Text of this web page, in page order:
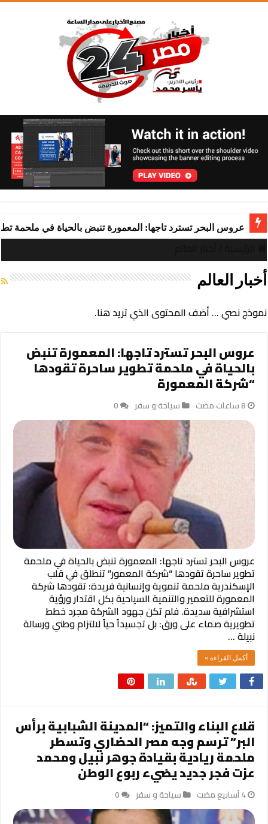
عروس البحر تسترد تاجها: المعمورة تنبض بالحياة في ملحمة
أخبار العالم
نموذج نصي … أضف المحتوى الذي تريد هنا.
عروس البحر تسترد تاجها: المعمورة تنبض
بالحياة في ملحمة تطوير ساحرة تقودها
“شركة المعمورة
سياحة و سفر 0
عروس البحر تسترد تاجها: المعمورة تنبض بالحياة في ملحمة
تطوير ساحرة تقودها “شركة المعمور” ​تنطلق في قلب
الإسكندرية ملحمة تنموية وإنسانية فريدة: تقودها شركة
المعمورة للتعمير والتنمية السياحية بكل اقتدار ورؤية
استشرافية سديدة. فلم تكن جهود الشركة مجرد خطط
تطويرية صماء على ورق: بل تجسيداً حياً لالتزام وطني ورسالة
نبيلة …
أكمل القراءة »
قلاع البناء والتميز: “المدينة الشبابية برأس
البر” ترسم وجه مصر الحضاري وتسطر
ملحمة ريادية بقيادة جوهر نبيل ومحمد
عزت ​فجر جديد يضيء ربوع الوطن
سياحة و سفر 0